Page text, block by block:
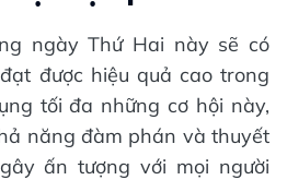
ngày Thứ Hai này sẽ có
được hiệu quả cao trong
tối đa những cơ hội này,
năng đàm phán và thuyết
ấn tượng với mọi người